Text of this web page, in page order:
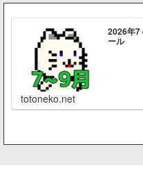
2026年7
ール
totoneko.net